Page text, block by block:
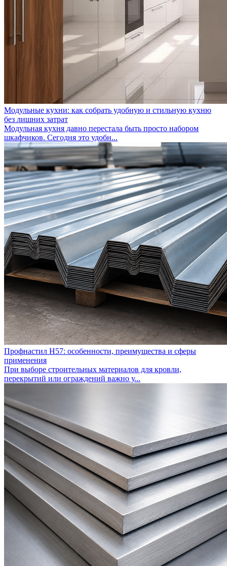
Модульные кухни: как собрать удобную и стильную кухню
без лишних затрат
Модульная кухня давно перестала быть просто набором
шкафчиков. Сегодня это удобн...
Профнастил Н57: особенности, преимущества и сферы
применения
При выборе строительных материалов для кровли,
перекрытий или ограждений важно у...